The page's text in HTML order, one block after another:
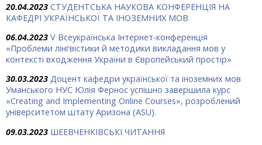
20.04.2023 СТУДЕНТСЬКА НАУКОВА КОНФЕРЕНЦІЯ НА
КАФЕДРІ УКРАЇНСЬКОЇ ТА ІНОЗЕМНИХ МОВ
06.04.2023 V Всеукраїнська Інтернет-конференція
«Проблеми лінгвістики й методики викладання мов у
контексті входження України в Європейський простір»
30.03.2023 Доцент кафедри української та іноземних мов
Уманського НУС Юлія Фернос успішно завершила курс
«Creating and Implementing Online Courses», розроблений
університетом штату Аризона (ASU).
09.03.2023 ШЕЕВЧЕНКІВСЬКІ ЧИТАННЯ